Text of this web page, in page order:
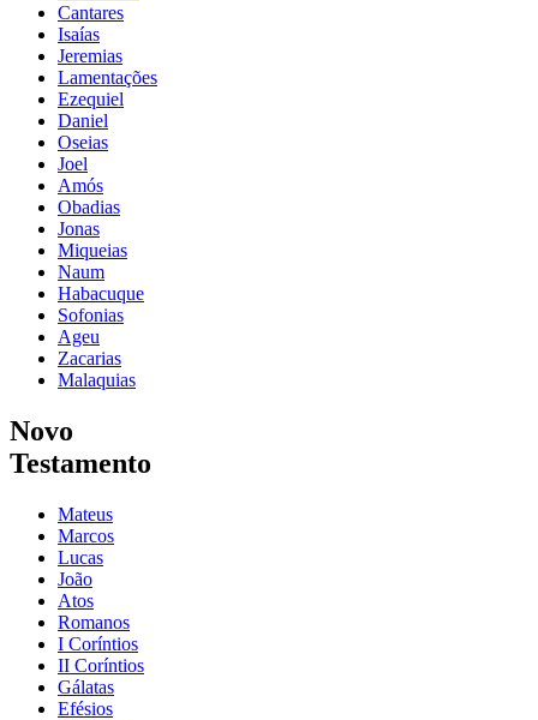
Cantares
Isaías
Jeremias
Lamentações
Ezequiel
Daniel
Oseias
Joel
Amós
Obadias
Jonas
Miqueias
Naum
Habacuque
Sofonias
Ageu
Zacarias
Malaquias
Novo
Testamento
Mateus
Marcos
Lucas
João
Atos
Romanos
I Coríntios
II Coríntios
Gálatas
Efésios